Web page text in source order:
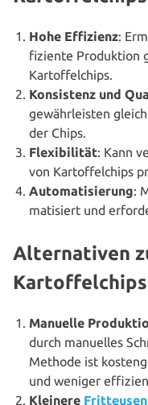
Hohe Effizienz:
fi­zi­en­te Pro­duk­ti­on
Kartoffelchips.
Kon­sis­tenz und
gewähr­leis­ten
der Chips.
Fle­xi­bi­li­tät: Kann
von Kar­tof­fel­chips
Auto­ma­ti­sie­rung:
ma­ti­siert und
Alternativen
Manuelle
durch manuelles
Methode ist
und weniger
Kleinere Frit­teu­sen